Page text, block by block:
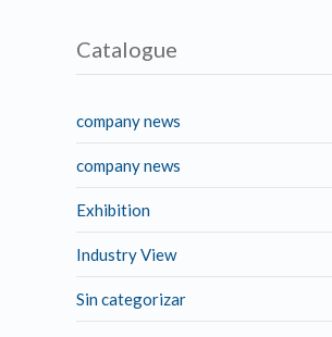
Catalogue
company news
company news
Exhibition
Industry View
Sin categorizar